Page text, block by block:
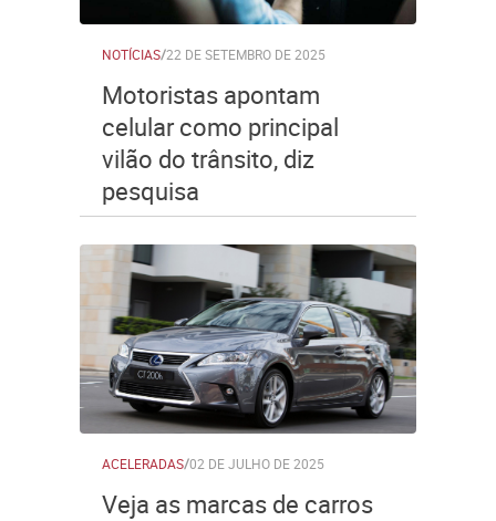
NOTÍCIAS/22 DE SETEMBRO DE 2025
Motoristas apontam
celular como principal
vilão do trânsito, diz
pesquisa
ACELERADAS/02 DE JULHO DE 2025
Veja as marcas de carros